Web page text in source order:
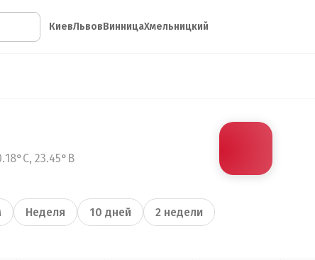
КиевЛьвовВинницаХмельницкий
23.45°В
Неделя 10 дней 2 недели